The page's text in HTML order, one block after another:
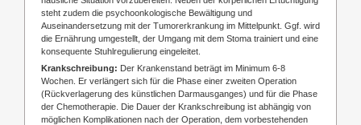
steht zudem die psychoonkologische Bewältigung und
Auseinandersetzung mit der Tumorerkrankung im Mittelpunkt. Ggf. wird
die Ernährung umgestellt, der Umgang mit dem Stoma trainiert und eine
konsequente Stuhlregulierung eingeleitet.
Krankschreibung: Der Krankenstand beträgt im Minimum 6-8
Wochen. Er verlängert sich für die Phase einer zweiten Operation
(Rückverlagerung des künstlichen Darmausganges) und für die Phase
der Chemotherapie. Die Dauer der Krankschreibung ist abhängig von
möglichen Komplikationen nach der Operation, dem vorbestehenden